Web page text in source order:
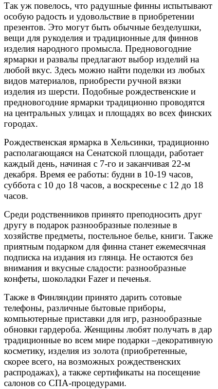
Так уж повелось, что радушные финны испытывают
особую радость и удовольствие в приобретении
презентов. Это могут быть обычные безделушки,
вещи для рукоделия и традиционные для финнов
изделия народного промысла. Предновогодние
ярмарки и развалы предлагают выбор изделий на
любой вкус. Здесь можно найти поделки из любых
видов материалов, приобрести ручной вязки
изделия из шерсти. Подобные рождественские и
предновогодние ярмарки традиционно проводятся
на центральных улицах и площадях во всех финских
городах.
Рождественская ярмарка в Хельсинки, традиционно
располагающаяся на Сенатской площади, работает
каждый день, начиная с 7-го и заканчивая 22-м
декабря. Время ее работы: будни в 10-19 часов,
суббота с 10 до 18 часов, а воскресенье с 12 до 18
часов.
Среди родственников принято преподносить друг
другу в подарок разнообразные полезные в
хозяйстве предметы, постельное белье, книги. Также
приятным подарком для финна станет ежемесячная
подписка на издания из глянца. Не остаются без
внимания и вкусные сладости: разнообразные
конфеты, шоколадки Fazer и печенья.
Также в Финляндии принято дарить сотовые
телефоны, различные бытовые приборы,
компьютерные приставки для игр, разнообразные
обновки гардероба. Женщины любят получать в дар
традиционные во всем мире подарки –декоративную
косметику, изделия из золота (приобретенные,
скорее всего, на возможных рождественских
распродажах), а также сертификаты на посещение
салонов со СПА-процедурами.